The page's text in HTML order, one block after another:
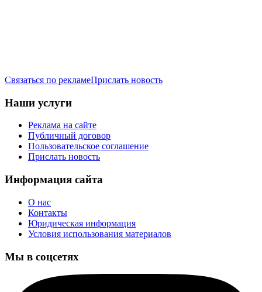
Связаться по рекламеПрислать новость
Наши услуги
Реклама на сайте
Публичный договор
Пользовательское соглашение
Прислать новость
Информация сайта
О нас
Контакты
Юридическая информация
Условия использования материалов
Мы в соцсетях